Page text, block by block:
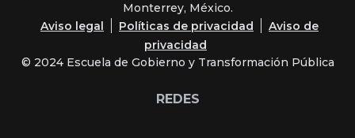
Monterrey, México.
Aviso legal
Políticas de privacidad
Aviso de
privacidad
© 2024 Escuela de Gobierno y Transformación Pública
REDES